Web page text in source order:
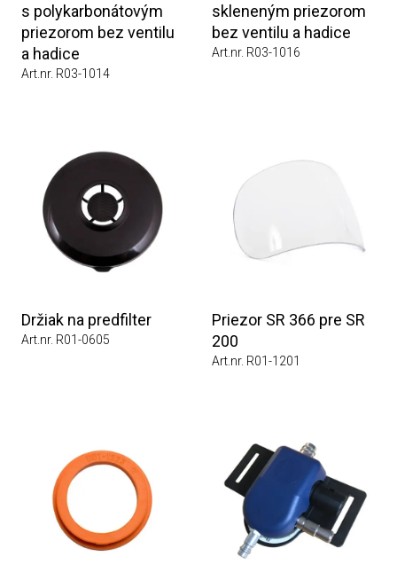
s polykarbonátovým
priezorom bez ventilu
a hadice
Art.nr. R03-1014
skleneným priezorom
bez ventilu a hadice
Art.nr. R03-1016
Držiak na predfilter
Art.nr. R01-0605
Priezor SR 366 pre SR
200
Art.nr. R01-1201